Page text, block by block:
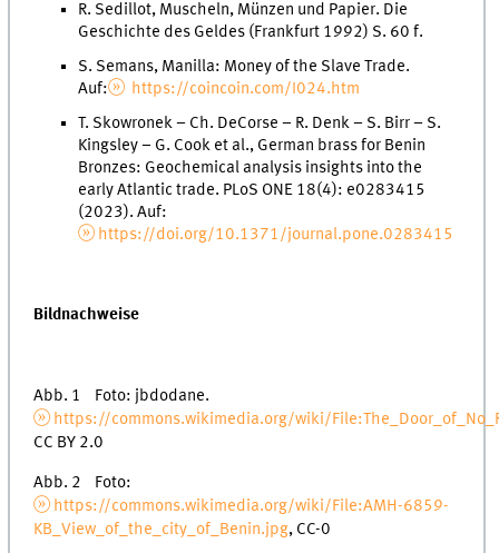
R. Sedillot, Muscheln, Münzen und Papier. Die
Geschichte des Geldes (Frankfurt 1992) S. 60 f.
S. Semans, Manilla: Money of the Slave Trade.
Auf:
https://coincoin.com/I024.htm
T. Skowronek – Ch. DeCorse – R. Denk – S. Birr – S.
Kingsley – G. Cook et al., German brass for Benin
Bronzes: Geochemical analysis insights into the
early Atlantic trade. PLoS ONE 18(4): e0283415
(2023). Auf:
https://doi.org/10.1371/journal.pone.0283415
Bildnachweise
Abb. 1 Foto: jbdodane.
https://commons.wikimedia.org/wiki/
CC BY 2.0
Abb. 2 Foto:
https://commons.wikimedia.org/wiki/File:AMH-6859-
KB_View_of_the_city_of_Benin.jpg, CC-0